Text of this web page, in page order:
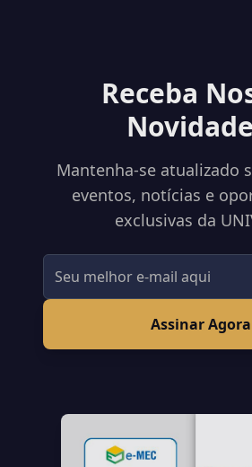
Receba
Mantenha-se atualizado
eventos, notícias e
exclusivas da
Assinar Agora